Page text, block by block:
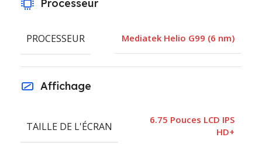
Processeur
PROCESSEUR Mediatek Helio G99 (6 nm)
Affichage
TAILLE DE L'ÉCRAN
6.75 Pouces LCD IPS
HD+